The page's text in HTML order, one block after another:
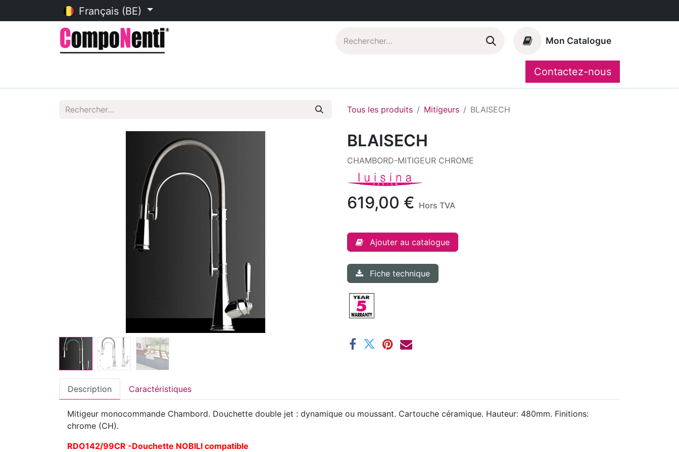
Français (BE)
Mon Catalogue
CompoShop
Contactez-nous
Tous les produits Mitigeurs BLAISECH
BLAISECH
CHAMBORD-MITIGEUR CHROME
619,00 € Hors TVA
Ajouter au catalogue
Fiche technique
Description Caractéristiques
Mitigeur monocommande Chambord. Douchette double jet : dynamique ou moussant. Cartouche céramique. Hauteur: 480mm. Finitions:
chrome (CH).
RDO142/99CR -Douchette NOBILI compatible